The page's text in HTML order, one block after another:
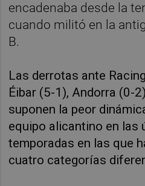
encadenaba desde la
cuando militó en la
B.
Las derrotas ante
Éibar (5-1), Andorra (0-
suponen la peor
equipo alicantino en las
temporadas en las que
cuatro categorías